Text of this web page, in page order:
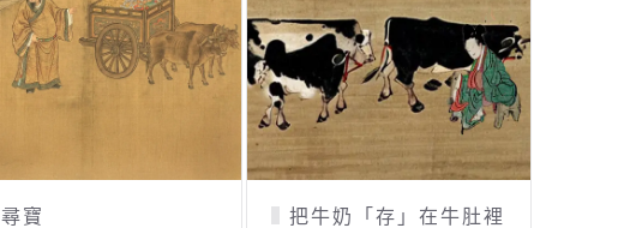
晝執火把的修行人
祇夜多尊者安於刻苦修